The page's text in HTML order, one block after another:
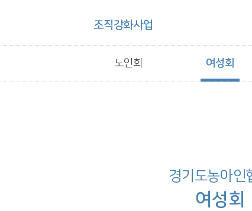
조직강화사업
노인회 여성회
경기도농아인
여성회